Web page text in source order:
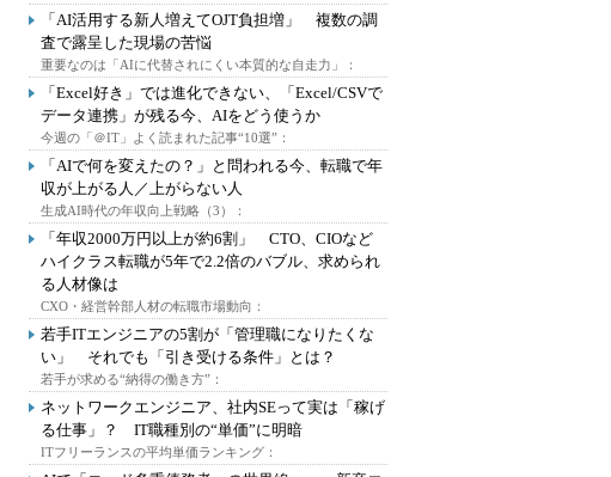
「AI活用する新人増えてOJT負担増」 複数の調
査で露呈した現場の苦悩
重要なのは「AIに代替されにくい本質的な自走力」：
「Excel好き」では進化できない、「Excel/CSVで
データ連携」が残る今、AIをどう使うか
今週の「＠IT」よく読まれた記事“10選”：
「AIで何を変えたの？」と問われる今、転職で年
収が上がる人／上がらない人
生成AI時代の年収向上戦略（3）：
「年収2000万円以上が約6割」 CTO、CIOなど
ハイクラス転職が5年で2.2倍のバブル、求められ
る人材像は
CXO・経営幹部人材の転職市場動向：
若手ITエンジニアの5割が「管理職になりたくな
い」 それでも「引き受ける条件」とは？
若手が求める“納得の働き方”：
ネットワークエンジニア、社内SEって実は「稼げ
る仕事」？ IT職種別の“単価”に明暗
ITフリーランスの平均単価ランキング：